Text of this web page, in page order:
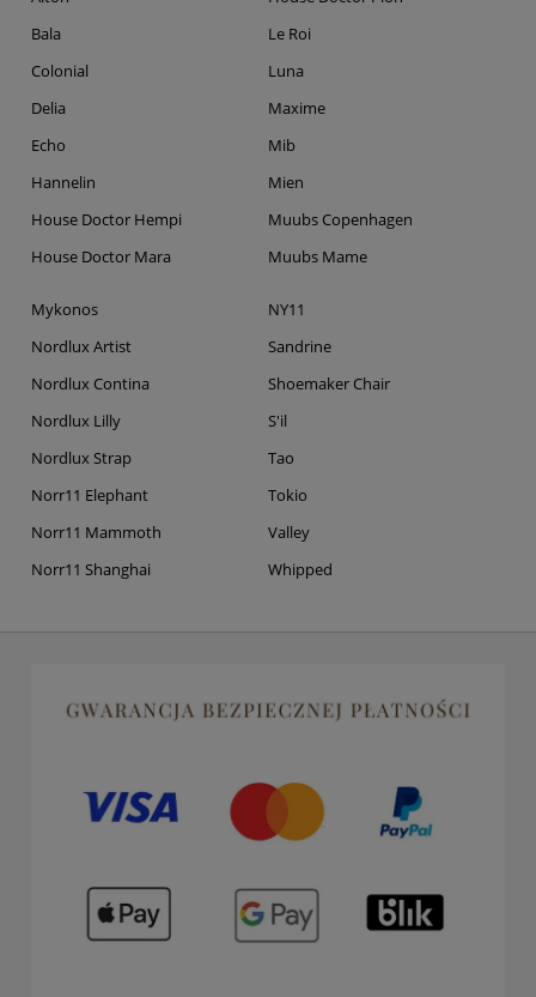
Bala
Colonial
Delia
Echo
Hannelin
House Doctor Hempi
House Doctor Mara
Le Roi
Luna
Maxime
Mib
Mien
Muubs Copenhagen
Muubs Mame
Mykonos
Nordlux Artist
Nordlux Contina
Nordlux Lilly
Nordlux Strap
Norr11 Elephant
Norr11 Mammoth
Norr11 Shanghai
NY11
Sandrine
Shoemaker Chair
S'il
Tao
Tokio
Valley
Whipped